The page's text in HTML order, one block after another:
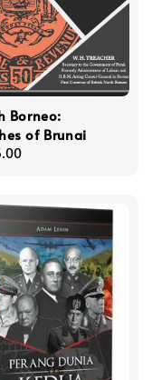
Borneo:
of Brunai